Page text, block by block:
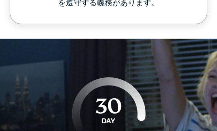
を遵守する義務があります。
30
DAY